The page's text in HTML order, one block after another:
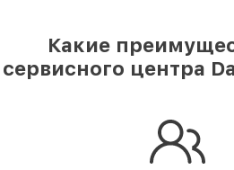
Какие
сервисного центра